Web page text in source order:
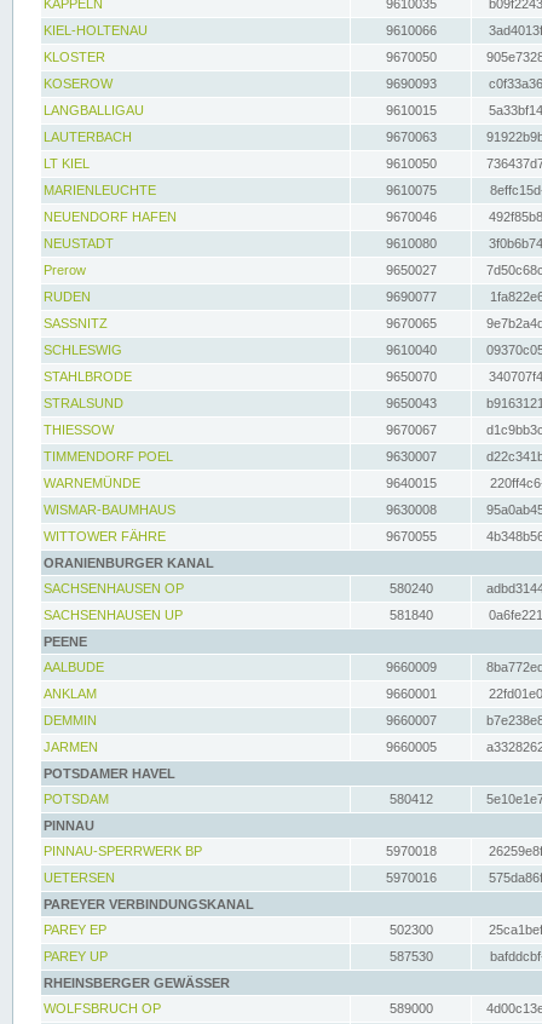
KAPPELN
9610035
KIEL-HOLTENAU
9610066
KLOSTER
9670050
KOSEROW
9690093
LANGBALLIGAU
9610015
LAUTERBACH
9670063
LT KIEL
9610050
MARIENLEUCHTE
9610075
NEUENDORF HAFEN
9670046
NEUSTADT
9610080
Prerow
9650027
RUDEN
9690077
SASSNITZ
9670065
SCHLESWIG
9610040
STAHLBRODE
9650070
STRALSUND
9650043
THIESSOW
9670067
TIMMENDORF POEL
9630007
WARNEMÜNDE
9640015
WISMAR-BAUMHAUS
9630008
WITTOWER FÄHRE
9670055
ORANIENBURGER KANAL
SACHSENHAUSEN OP
580240
SACHSENHAUSEN UP
581840
PEENE
AALBUDE
9660009
ANKLAM
9660001
DEMMIN
9660007
JARMEN
9660005
POTSDAMER HAVEL
POTSDAM
580412
PINNAU
PINNAU-SPERRWERK BP
5970018
UETERSEN
5970016
PAREYER VERBINDUNGSKANAL
PAREY EP
502300
PAREY UP
587530
RHEINSBERGER GEWÄSSER
WOLFSBRUCH OP
589000